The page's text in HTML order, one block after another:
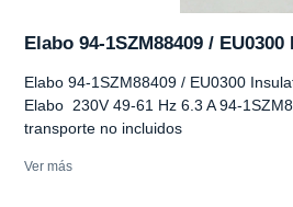
Elabo 94-1SZM88409 /
Elabo 94-1SZM88409 / EU0300
Elabo 230V 49-61 Hz 6.3 A 94-
transporte no incluidos
Ver más